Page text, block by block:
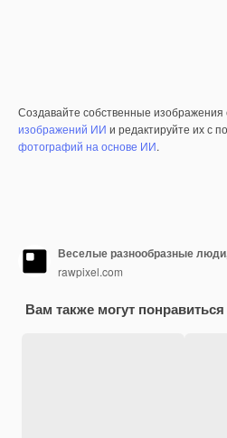
Создавайте собственные
изображений ИИ и редактируйте их с
фотографий на основе ИИ.
rawpixel.com
Вам также могут